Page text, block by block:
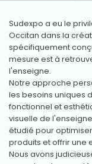
Sudexpo a eu le
Occitan dans la
spécifiquement
mesure est à
l'enseigne.
Notre approche
les besoins uniques
fonctionnel et
visuelle de
étudié pour
produits et offrir une
Nous avons